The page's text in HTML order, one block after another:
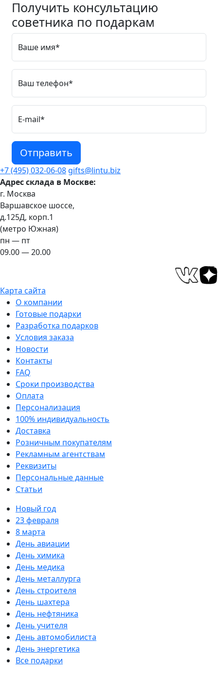
Получить консультацию
советника по подаркам
Ваше имя*
Ваш телефон*
E-mail*
Отправить
+7 (495) 032-06-08 gifts@lintu.biz
Адрес склада в Москве:
г. Москва
Варшавское шоссе,
д.125Д, корп.1
(метро Южная)
пн — пт
09.00 — 20.00
Карта сайта
О компании
Готовые подарки
Разработка подарков
Условия заказа
Новости
Контакты
FAQ
Сроки производства
Оплата
Персонализация
100% индивидуальность
Доставка
Розничным покупателям
Рекламным агентствам
Реквизиты
Персональные данные
Статьи
Новый год
23 февраля
8 марта
День авиации
День химика
День медика
День металлурга
День строителя
День шахтера
День нефтяника
День учителя
День автомобилиста
День энергетика
Все подарки